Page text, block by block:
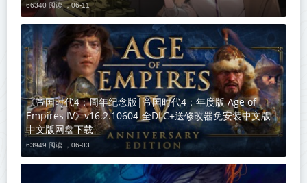
66340 阅读 ，06-11
《帝国时代4：周年纪念版|帝国时代4：年度版 Age of
Empires IV》v16.2.10604-全DLC+送修改器免安装中文版丨
中文版网盘下载
63949 阅读 ， 06-03